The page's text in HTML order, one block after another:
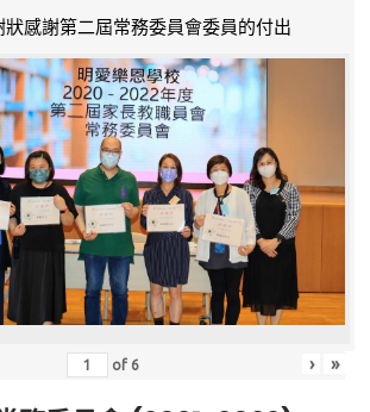
狀感謝第二屆常務委員會委員的付出
of 6 › »